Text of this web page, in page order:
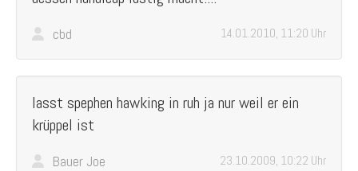
cbd 14.01.2010, 11:20 Uhr
lasst spephen hawking in ruh ja nur weil er ein
krüppel ist
Bauer Joe 23.10.2009, 10:22 Uhr